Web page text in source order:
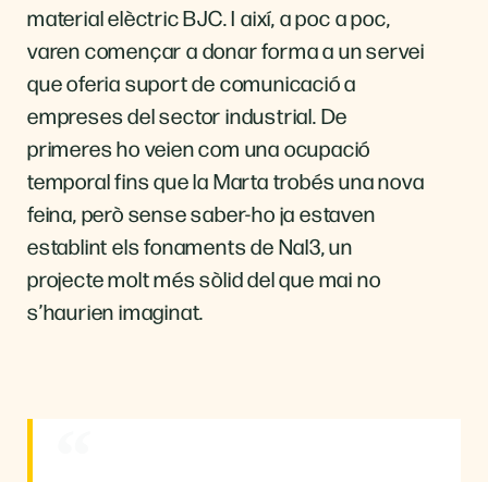
material elèctric BJC. I així, a poc a poc,
varen començar a donar forma a un servei
que oferia suport de comunicació a
empreses del sector industrial. De
primeres ho veien com una ocupació
temporal fins que la Marta trobés una nova
feina, però sense saber-ho ja estaven
establint els fonaments de Nal3, un
projecte molt més sòlid del que mai no
s’haurien imaginat.